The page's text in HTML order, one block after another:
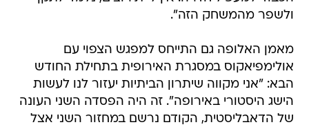
ולשפר מהמשחק הזה".
מאמן האלופה גם התייחס למפגש הצפוי עם
אולימפיאקוס במסגרת האירופית בתחילת החודש
הבא: "אני מקווה שיתרון הביתיות יעזור לנו לעשות
הישג היסטורי באירופה". זה היה הפסדה השני העונה
של הדאבליסטית, הקודם נרשם במחזור השני אצל